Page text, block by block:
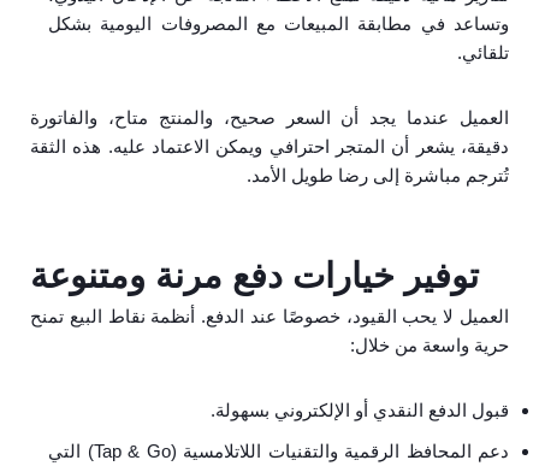
وتساعد في مطابقة المبيعات مع المصروفات اليومية بشكل
تلقائي.
العميل عندما يجد أن السعر صحيح، والمنتج متاح، والفاتورة
دقيقة، يشعر أن المتجر احترافي ويمكن الاعتماد عليه. هذه الثقة
تُترجم مباشرة إلى رضا طويل الأمد.
توفير خيارات دفع مرنة ومتنوعة
العميل لا يحب القيود، خصوصًا عند الدفع. أنظمة نقاط البيع تمنح
حرية واسعة من خلال:
قبول الدفع النقدي أو الإلكتروني بسهولة.
دعم المحافظ الرقمية والتقنيات اللاتلامسية (Tap & Go) التي